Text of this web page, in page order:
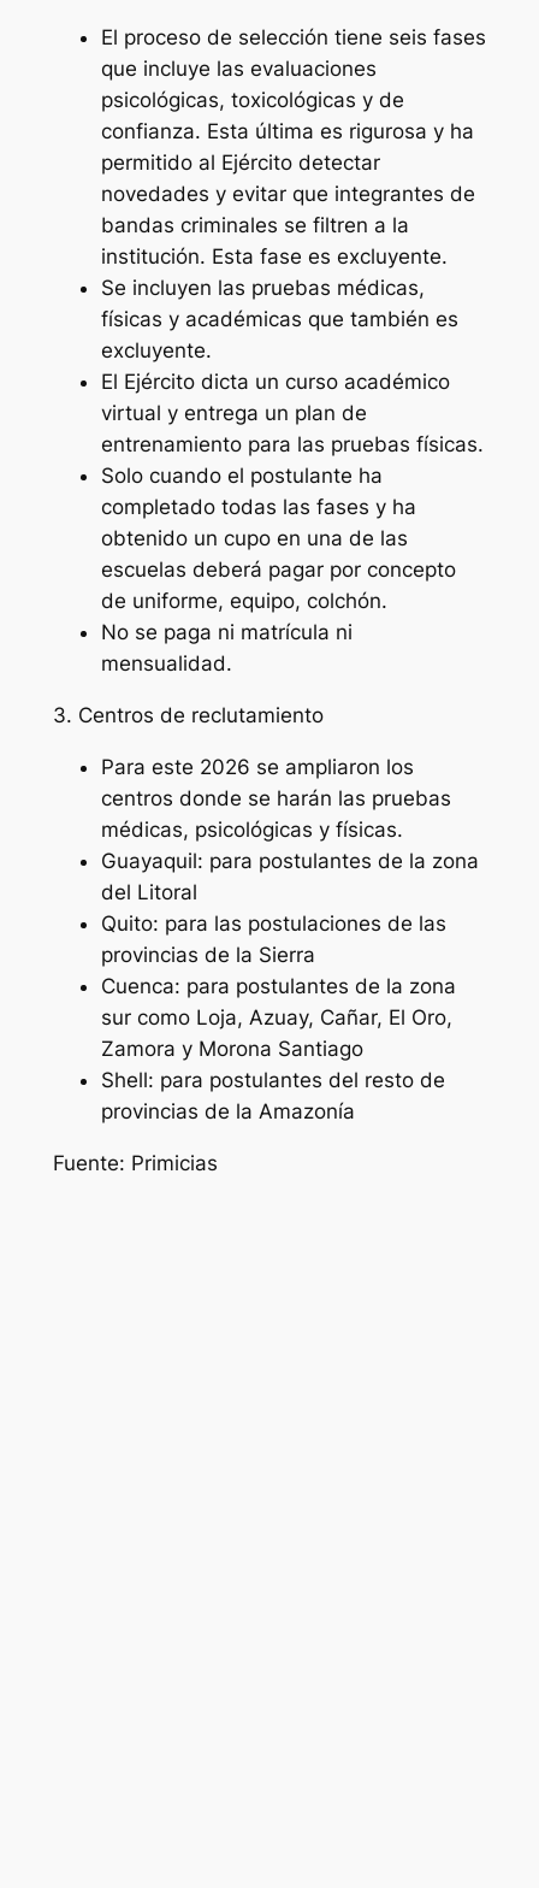
El proceso de selección tiene seis fases
que incluye las evaluaciones
psicológicas, toxicológicas y de
confianza. Esta última es rigurosa y ha
permitido al Ejército detectar
novedades y evitar que integrantes de
bandas criminales se filtren a la
institución. Esta fase es excluyente.
Se incluyen las pruebas médicas,
físicas y académicas que también es
excluyente.
El Ejército dicta un curso académico
virtual y entrega un plan de
entrenamiento para las pruebas físicas.
Solo cuando el postulante ha
completado todas las fases y ha
obtenido un cupo en una de las
escuelas deberá pagar por concepto
de uniforme, equipo, colchón.
No se paga ni matrícula ni
mensualidad.
3. Centros de reclutamiento
Para este 2026 se ampliaron los
centros donde se harán las pruebas
médicas, psicológicas y físicas.
Guayaquil: para postulantes de la zona
del Litoral
Quito: para las postulaciones de las
provincias de la Sierra
Cuenca: para postulantes de la zona
sur como Loja, Azuay, Cañar, El Oro,
Zamora y Morona Santiago
Shell: para postulantes del resto de
provincias de la Amazonía
Fuente: Primicias